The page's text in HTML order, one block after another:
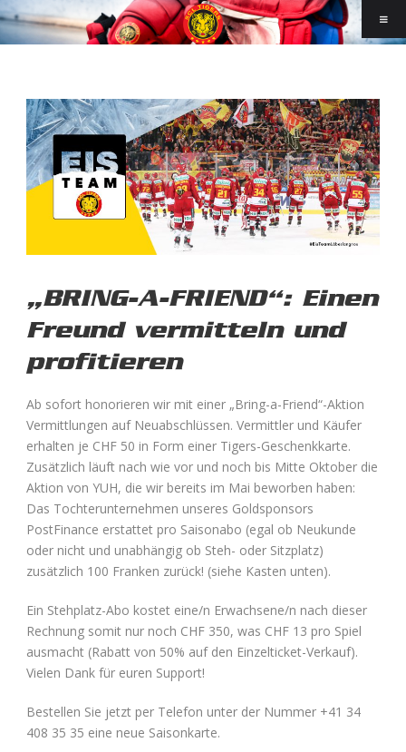
„BRING-A-FRIEND“: Einen
Freund vermitteln und
profitieren
Ab sofort honorieren wir mit einer „Bring-a-Friend“-Aktion
Vermittlungen auf Neuabschlüssen. Vermittler und Käufer
erhalten je CHF 50 in Form einer Tigers-Geschenkkarte.
Zusätzlich läuft nach wie vor und noch bis Mitte Oktober die
Aktion von YUH, die wir bereits im Mai beworben haben:
Das Tochterunternehmen unseres Goldsponsors
PostFinance erstattet pro Saisonabo (egal ob Neukunde
oder nicht und unabhängig ob Steh- oder Sitzplatz)
zusätzlich 100 Franken zurück! (siehe Kasten unten).
Ein Stehplatz-Abo kostet eine/n Erwachsene/n nach dieser
Rechnung somit nur noch CHF 350, was CHF 13 pro Spiel
ausmacht (Rabatt von 50% auf den Einzelticket-Verkauf).
Vielen Dank für euren Support!
Bestellen Sie jetzt per Telefon unter der Nummer +41 34
408 35 35 eine neue Saisonkarte.